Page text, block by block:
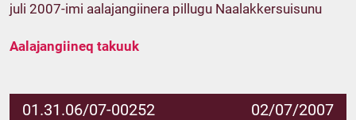
juli 2007-imi aalajangiinera pillugu Naalakkersuisunu
Aalajangiineq takuuk
01.31.06/07-00252 02/07/2007